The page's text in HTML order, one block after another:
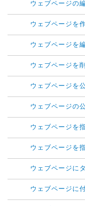
ウェブページの
ウェブページを
ウェブページを
ウェブページを
ウェブページを
ウェブページの
ウェブページを
ウェブページを
ウェブページに
ウェブページに